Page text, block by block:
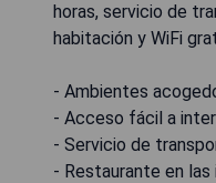
horas, servicio de
habitación y WiFi
- Ambientes
- Acceso fácil a
- Servicio de
- Restaurante en